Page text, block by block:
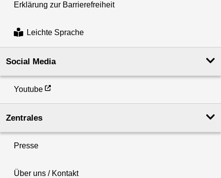
Erklärung zur Barrierefreiheit
Leichte Sprache
Social Media
Youtube
Zentrales
Presse
Über uns / Kontakt